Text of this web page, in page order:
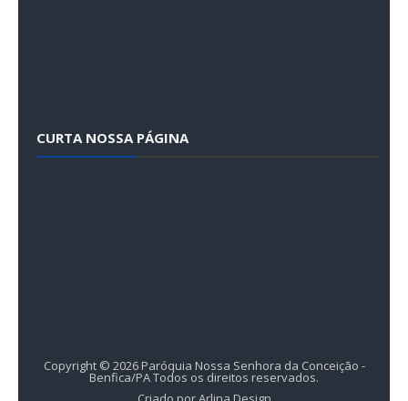
CURTA NOSSA PÁGINA
Copyright © 2026 Paróquia Nossa Senhora da Conceição -
Benfica/PATodos os direitos reservados.